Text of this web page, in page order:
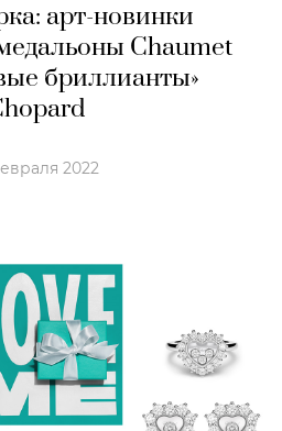
арт-новинки
Chaumet
бриллианты»
2022